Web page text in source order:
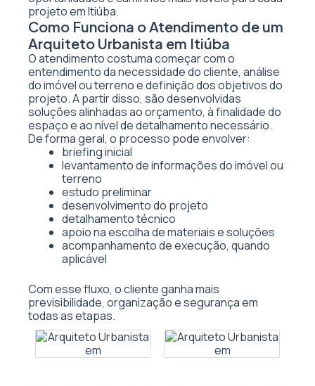
projeto em Itiúba.
Como Funciona o Atendimento de um
Arquiteto Urbanista em Itiúba
O atendimento costuma começar com o
entendimento da necessidade do cliente, análise
do imóvel ou terreno e definição dos objetivos do
projeto. A partir disso, são desenvolvidas
soluções alinhadas ao orçamento, à finalidade do
espaço e ao nível de detalhamento necessário.
De forma geral, o processo pode envolver:
briefing inicial
levantamento de informações do imóvel ou
terreno
estudo preliminar
desenvolvimento do projeto
detalhamento técnico
apoio na escolha de materiais e soluções
acompanhamento de execução, quando
aplicável
Com esse fluxo, o cliente ganha mais
previsibilidade, organização e segurança em
todas as etapas.